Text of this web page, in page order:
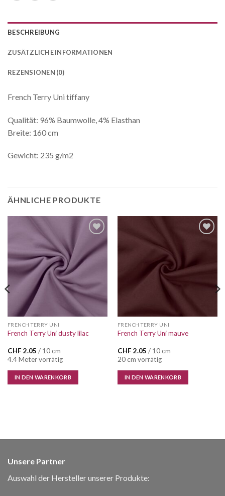
BESCHREIBUNG
ZUSÄTZLICHE INFORMATIONEN
REZENSIONEN (0)
French Terry Uni tiffany
Qualität: 96% Baumwolle, 4% Elasthan
Breite: 160 cm
Gewicht: 235 g/m2
ÄHNLICHE PRODUKTE
Wunschliste
FRENCH TERRY UNI
French Terry Uni dusty lilac
CHF 2.05 / 10 cm
4.4 Meter vorrätig
IN DEN WARENKORB
FRENCH TERRY UNI
French Terry Uni mauve
CHF 2.05 / 10 cm
20 cm vorrätig
IN DEN WARENKORB
Unsere Partner
Auswahl der Hersteller unserer Produkte: